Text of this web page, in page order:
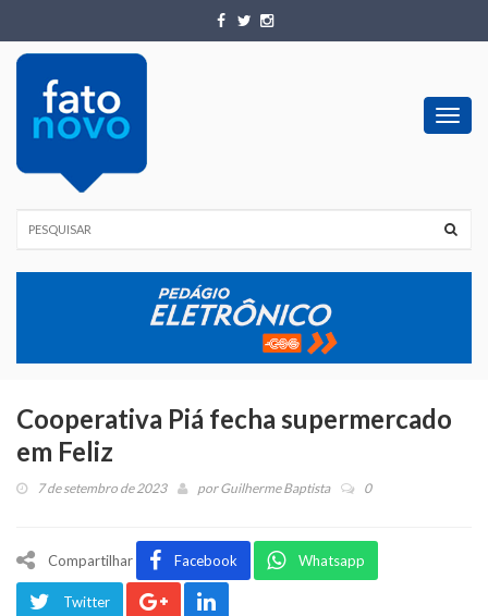
Cooperativa Piá fecha supermercado
em Feliz
7 de setembro de 2023 porGuilherme Baptista 0
Compartilhar Facebook Whatsapp
Twitter